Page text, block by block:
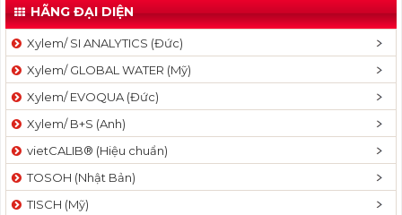
HÃNG ĐẠI DIỆN
Xylem/ SI ANALYTICS (Đức)
Xylem/ GLOBAL WATER (Mỹ)
Xylem/ EVOQUA (Đức)
Xylem/ B+S (Anh)
vietCALIB® (Hiệu chuẩn)
TOSOH (Nhật Bản)
TISCH (Mỹ)